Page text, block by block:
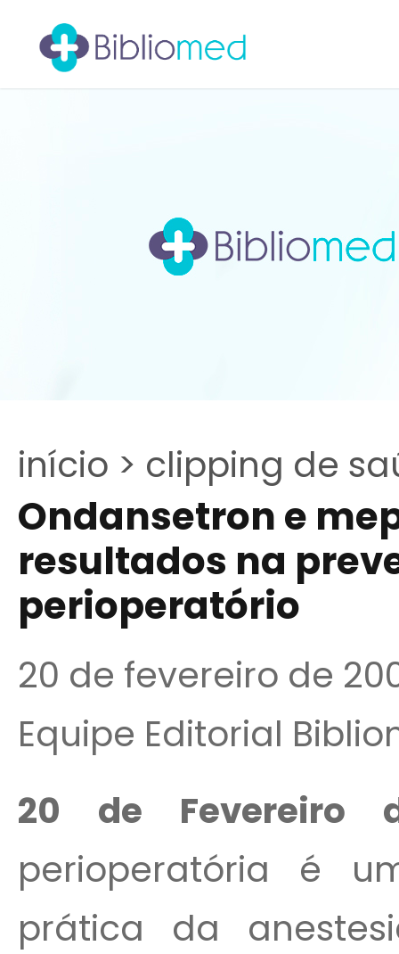
início > clipping de
Ondansetron e
resultados na
perioperatório
20 de fevereiro de
Equipe Editorial
20 de Fevereiro
perioperatória é
prática da